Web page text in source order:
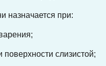
назначается при:
слизистой;